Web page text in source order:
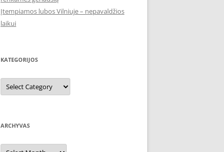
Įtempiamos lubos Vilniuje – nepavaldžios
laikui
KATEGORIJOS
Kategorijos
ARCHYVAS
Archyvas